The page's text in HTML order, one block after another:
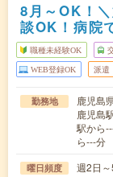
8月～OK！
談OK！病院
職種未経験OK
WEB登録OK 派遣
勤務地
鹿児島
鹿児島
駅から
ら---分
曜日頻度 週2日